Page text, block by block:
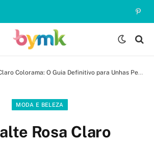
Colorama: O Guia Definitivo para Unhas Perfeitas
MODA E BELEZA
Rosa Claro